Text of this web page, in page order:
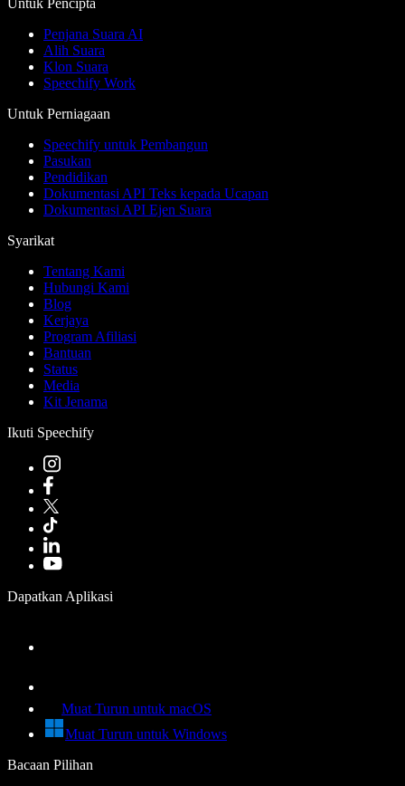
Penjana Suara AI
Alih Suara
Klon Suara
Speechify Work
Untuk Perniagaan
Speechify untuk Pembangun
Pasukan
Pendidikan
Dokumentasi API Teks kepada Ucapan
Dokumentasi API Ejen Suara
Syarikat
Tentang Kami
Hubungi Kami
Blog
Kerjaya
Program Afiliasi
Bantuan
Status
Media
Kit Jenama
Ikuti Speechify
Dapatkan Aplikasi
Muat Turun untuk macOS
Muat Turun untuk Windows
Bacaan Pilihan